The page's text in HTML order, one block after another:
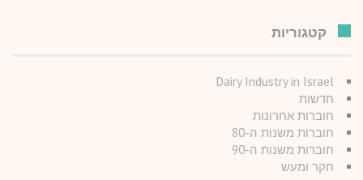
קטגוריות
Dairy Industry in Israel
חדשות
חוברות אחרונות
חוברות משנות ה-80
חוברות משנות ה-90
חקר ומעש